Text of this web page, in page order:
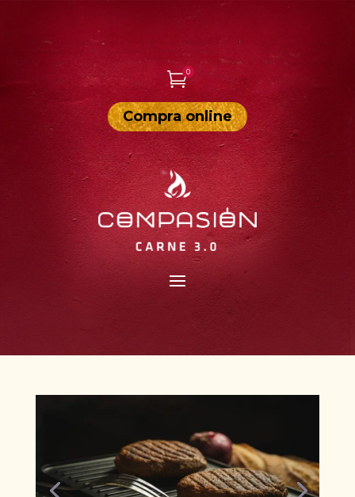
0
Compra online